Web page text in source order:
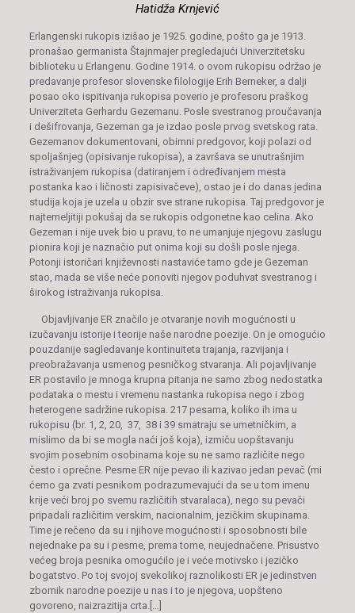
Hatidža Krnjević
Erlangenski rukopis izišao je 1925. godine, pošto ga je 1913.
pronašao germanista Štajnmajer pregledajući Univerzitetsku
biblioteku u Erlangenu. Godine 1914. o ovom rukopisu održao je
predavanje profesor slovenske filologije Erih Berneker, a dalji
posao oko ispitivanja rukopisa poverio je profesoru praškog
Univerziteta Gerhardu Gezemanu. Posle svestranog proučavanja
i dešifrovanja, Gezeman ga je izdao posle prvog svetskog rata.
Gezemanov dokumentovani, obimni predgovor, koji polazi od
spoljašnjeg (opisivanje rukopisa), a završava se unutrašnjim
istraživanjem rukopisa (datiranjem i određivanjem mesta
postanka kao i ličnosti zapisivačeve), ostao je i do danas jedina
studija koja je uzela u obzir sve strane rukopisa. Taj predgovor je
najtemeljitiji pokušaj da se rukopis odgonetne kao celina. Ako
Gezeman i nije uvek bio u pravu, to ne umanjuje njegovu zaslugu
pionira koji je naznačio put onima koji su došli posle njega.
Potonji istoričari književnosti nastaviće tamo gde je Gezeman
stao, mada se više neće ponoviti njegov poduhvat svestranog i
širokog istraživanja rukopisa.
Objavljivanje ER značilo je otvaranje novih mogućnosti u
izučavanju istorije i teorije naše narodne poezije. On je omogućio
pouzdanije sagledavanje kontinuiteta trajanja, razvijanja i
preobražavanja usmenog pesničkog stvaranja. Ali pojavljivanje
ER postavilo je mnoga krupna pitanja ne samo zbog nedostatka
podataka o mestu i vremenu nastanka rukopisa nego i zbog
heterogene sadržine rukopisa. 217 pesama, koliko ih ima u
rukopisu (br. 1, 2, 20, 37, 38 i 39 smatraju se umetničkim, a
mislimo da bi se mogla naći još koja), izmiču uopštavanju
svojim posebnim osobinama koje su ne samo različite nego
često i oprečne. Pesme ER nije pevao ili kazivao jedan pevač (mi
ćemo ga zvati pesnikom podrazumevajući da se u tom imenu
krije veći broj po svemu različitih stvaralaca), nego su pevači
pripadali različitim verskim, nacionalnim, jezičkim skupinama.
Time je rečeno da su i njihove mogućnosti i sposobnosti bile
nejednake pa su i pesme, prema tome, neujednačene. Prisustvo
većeg broja pesnika omogućilo je i veće motivsko i jezičko
bogatstvo. Po toj svojoj svekolikoj raznolikosti ER je jedinstven
zbornik narodne poezije u nas i to je njegova, uopšteno
govoreno, naizrazitija crta.[…]